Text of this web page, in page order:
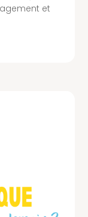
et